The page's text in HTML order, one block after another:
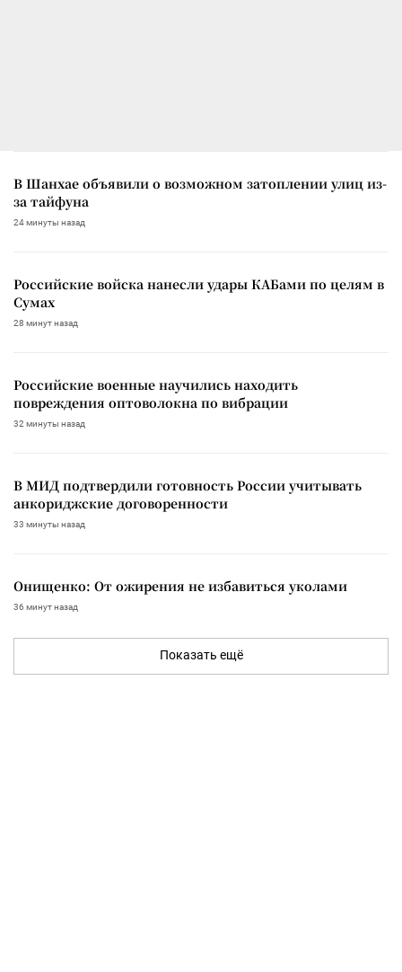
В Шанхае объявили о возможном затоплении улиц из-
за тайфуна
24 минуты назад
Российские войска нанесли удары КАБами по целям в
Сумах
28 минут назад
Российские военные научились находить
повреждения оптоволокна по вибрации
32 минуты назад
В МИД подтвердили готовность России учитывать
анкориджские договоренности
33 минуты назад
Онищенко: От ожирения не избавиться уколами
36 минут назад
Показать ещё